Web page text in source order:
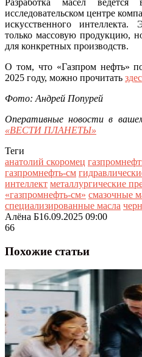
исследовательском центре
искусственного интеллекта.
только массовую продукцию,
для конкретных производств.
О том, что «Газпром нефть»
2025 году, можно прочитать
Фото: Андрей Попурей
Оперативные новости в
«ВЕСТИ ПЛАНЕТЫ»
Теги
анатолий скоромец
газпромнефть-см
интеллект металлургические
«газпромнефть-см» смазочные
специализированные масла
Алёна Б16.09.2025 09:00
66
Похожие статьи